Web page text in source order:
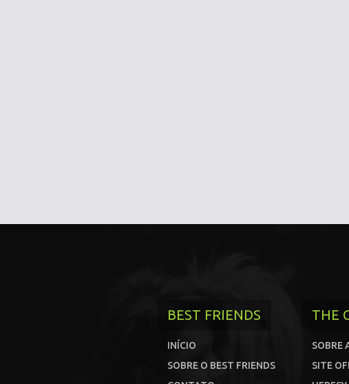
BEST FRIENDS
INÍCIO
SOBRE O BEST FRIENDS
THE
SOBRE
SITE